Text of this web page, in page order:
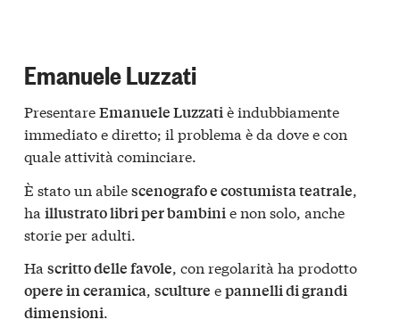
Emanuele Luzzati
PresentareEmanuele Luzzatiè indubbiamente
immediato e diretto; il problema è da dove e con
quale attività cominciare.
È stato un abilescenografo e costumista teatrale,
ha illustrato libri per bambinie non solo, anche
storie per adulti.
Ha scritto delle favole, con regolarità ha prodotto
opere in ceramica, sculture epannelli di grandi
dimensioni.